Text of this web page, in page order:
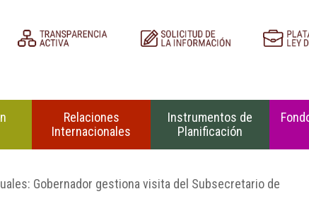
Relaciones
Internacionales
Instrumentos de
Planificación
Gobernador gestiona visita del Subsecretario de